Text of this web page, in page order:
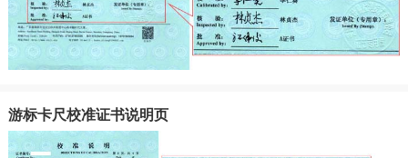
游标卡尺校准证书说明页